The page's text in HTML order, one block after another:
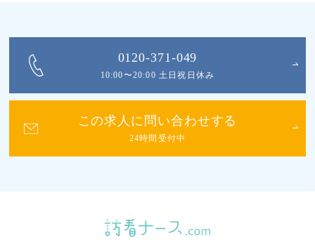
0120-371-049
10:00〜20:00 土日祝日休み
この求人に問い合わせする
24時間受付中